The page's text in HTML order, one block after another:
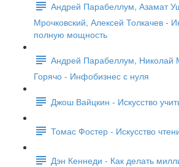
Андрей Парабеллум, Азамат
Мрочковский, Алексей Толкачев -
полную мощность
Андрей Парабеллум, Николай
Горячо - Инфобизнес с нуля
Джош Вайцкин - Искусство
Томас Фостер - Искусство
Дэн Кеннеди - Как делать